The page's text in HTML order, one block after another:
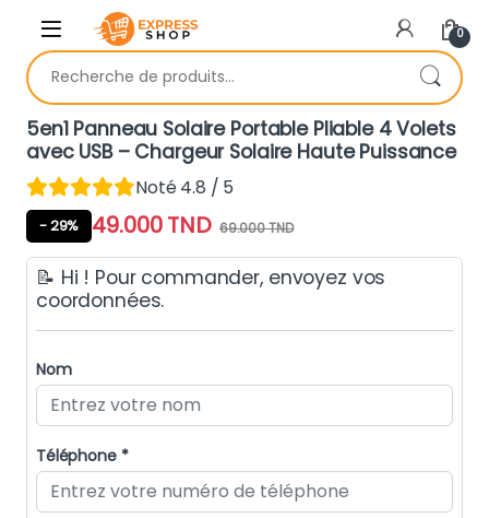
Skip to navigation
Skip to content
0
Recherche pour :
5en1 Panneau Solaire Portable Pliable 4 Volets
avec USB – Chargeur Solaire Haute Puissance
Noté 4.8 / 5
- 29% 49.000TND 69.000TND
📝 Hi ! Pour commander, envoyez vos
coordonnées.
Nom
Téléphone *